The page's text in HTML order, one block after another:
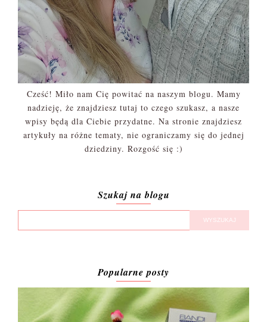
Cześć! Miło nam Cię powitać na naszym blogu. Mamy
nadzieję, że znajdziesz tutaj to czego szukasz, a nasze
wpisy będą dla Ciebie przydatne. Na stronie znajdziesz
artykuły na różne tematy, nie ograniczamy się do jednej
dziedziny. Rozgość się :)
Szukaj na blogu
Popularne posty